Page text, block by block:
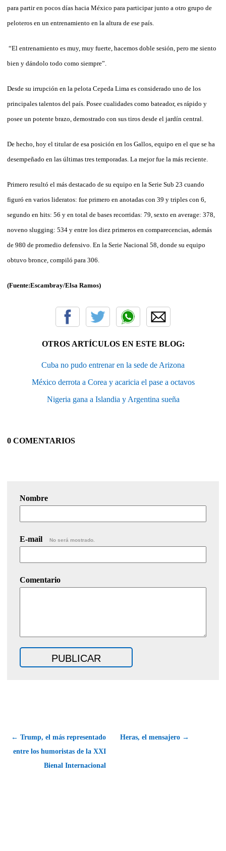
para partir en pocos días hacia México para participar junto a otro grupo de
peloteros en un entrenamiento en la altura de ese país.
“El entrenamiento es muy, muy fuerte, hacemos doble sesión, pero me siento
bien y dándolo todo como siempre”.
Desde su irrupción en la pelota Cepeda Lima es considerado uno de los
principales talentos del país. Posee cualidades como bateador, es rápido y
posee un potente brazo, demostrado con sus tiros desde el jardín central.
De hecho, hoy el titular de esa posición en los Gallos, equipo en el que se ha
desempeñado en las últimas tres temporadas. La mejor fue la más reciente.
Primero resultó el más destacado de su equipo en la Serie Sub 23 cuando
figuró en varios lideratos: fue primero en anotadas con 39 y triples con 6,
segundo en hits: 56 y en total de bases recorridas: 79, sexto en average: 378,
noveno slugging: 534 y entre los diez primeros en comparecencias, además
de 980 de promedio defensivo. En la Serie Nacional 58, donde su equipo
obtuvo bronce, compiló para 306.
(Fuente:Escambray/Elsa Ramos)
OTROS ARTÍCULOS EN ESTE BLOG:
Cuba no pudo entrenar en la sede de Arizona
México derrota a Corea y acaricia el pase a octavos
Nigeria gana a Islandia y Argentina sueña
0 COMENTARIOS
Nombre
E-mail No será mostrado.
Comentario
← Trump, el más representado
entre los humoristas de la XXI
Bienal Internacional
Heras, el mensajero →